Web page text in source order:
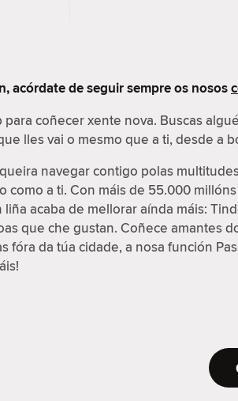
acórdate de seguir sempre os nosos
coñecer xente nova. Buscas
lles vai o mesmo que a ti, desde a
navegar contigo polas
como a ti. Con máis de 55.000
liña acaba de mellorar aínda máis:
que che gustan. Coñece amantes
fóra da túa cidade, a nosa función